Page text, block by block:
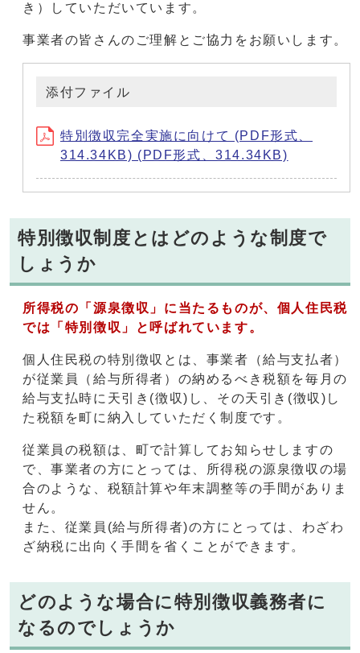
き）していただいています。
事業者の皆さんのご理解とご協力をお願いします。
添付ファイル
特別徴収完全実施に向けて (PDF形式、
314.34KB) (PDF形式、314.34KB)
特別徴収制度とはどのような制度で
しょうか
所得税の「源泉徴収」に当たるものが、個人住民税
では「特別徴収」と呼ばれています。
個人住民税の特別徴収とは、事業者（給与支払者）
が従業員（給与所得者）の納めるべき税額を毎月の
給与支払時に天引き(徴収)し、その天引き(徴収)し
た税額を町に納入していただく制度です。
従業員の税額は、町で計算してお知らせしますの
で、事業者の方にとっては、所得税の源泉徴収の場
合のような、税額計算や年末調整等の手間がありま
せん。
また、従業員(給与所得者)の方にとっては、わざわ
ざ納税に出向く手間を省くことができます。
どのような場合に特別徴収義務者に
なるのでしょうか